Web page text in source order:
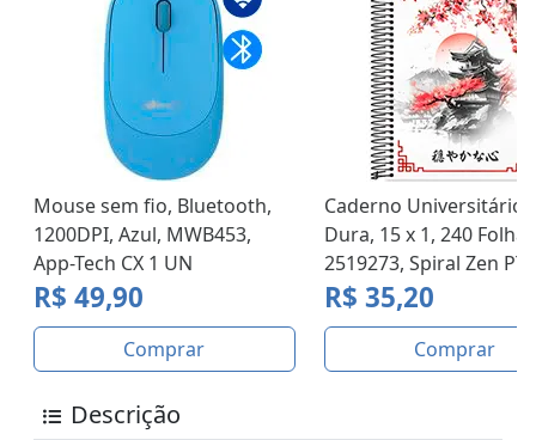
Mouse sem fio, Bluetooth,
1200DPI, Azul, MWB453,
App-Tech CX 1 UN
R$ 49,90
Comprar
Caderno Universitário
Dura, 15 x 1, 240
2519273, Spiral Zen PT
R$ 35,20
Comprar
Descrição